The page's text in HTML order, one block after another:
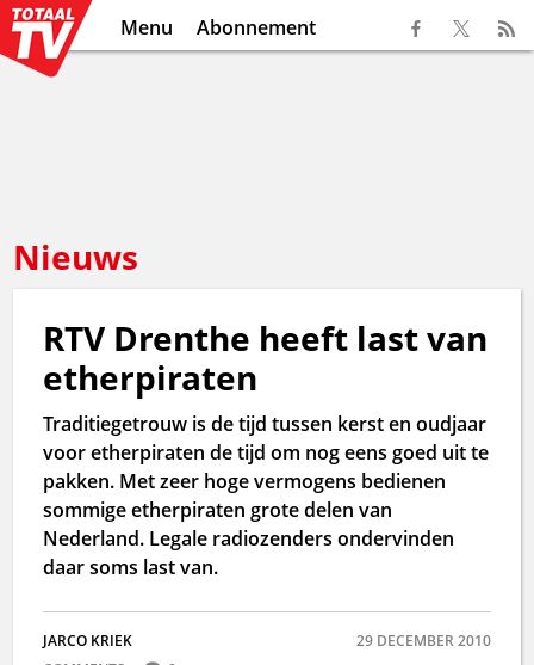
Menu Abonnement
Nieuws
RTV Drenthe heeft last van
etherpiraten
Traditiegetrouw is de tijd tussen kerst en oudjaar
voor etherpiraten de tijd om nog eens goed uit te
pakken. Met zeer hoge vermogens bedienen
sommige etherpiraten grote delen van
Nederland. Legale radiozenders ondervinden
daar soms last van.
JARCO KRIEK
29 DECEMBER 2010